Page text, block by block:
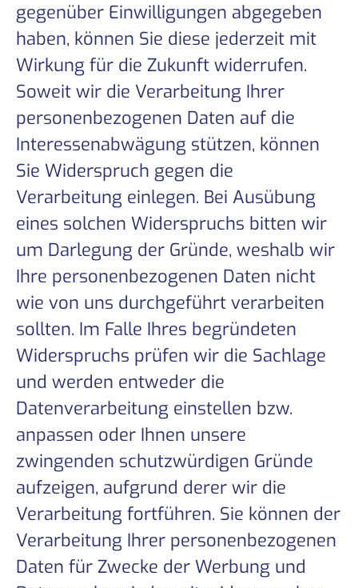
gegenüber Einwilligungen abgegeben
haben, können Sie diese jederzeit mit
Wirkung für die Zukunft widerrufen.
Soweit wir die Verarbeitung Ihrer
personenbezogenen Daten auf die
Interessenabwägung stützen, können
Sie Widerspruch gegen die
Verarbeitung einlegen. Bei Ausübung
eines solchen Widerspruchs bitten wir
um Darlegung der Gründe, weshalb wir
Ihre personenbezogenen Daten nicht
wie von uns durchgeführt verarbeiten
sollten. Im Falle Ihres begründeten
Widerspruchs prüfen wir die Sachlage
und werden entweder die
Datenverarbeitung einstellen bzw.
anpassen oder Ihnen unsere
zwingenden schutzwürdigen Gründe
aufzeigen, aufgrund derer wir die
Verarbeitung fortführen. Sie können der
Verarbeitung Ihrer personenbezogenen
Daten für Zwecke der Werbung und